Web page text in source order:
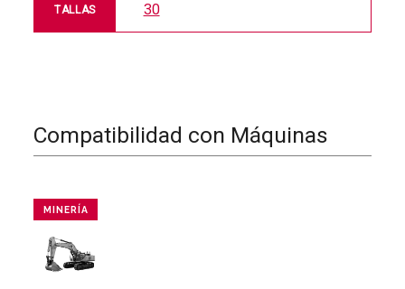
TALLAS 30
Compatibilidad con Máquinas
MINERÍA